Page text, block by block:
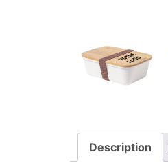
Description